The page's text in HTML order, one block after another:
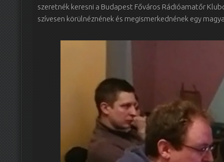
szeretnék keresni a Budapest Főváros Rádióamatőr
szívesen körülnéznének és megismerkednének egy